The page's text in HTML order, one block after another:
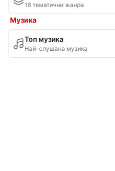
Област Хасково
Област Шумен
Област Ямбол
Пловдив
18 тематични жанра
Музика
Топ музика
Най-слушана музика